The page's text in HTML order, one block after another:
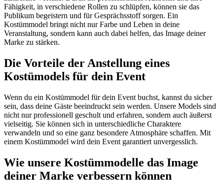
Fähigkeit, in verschiedene Rollen zu schlüpfen, können sie das
Publikum begeistern und für Gesprächsstoff sorgen. Ein
Kostümmodel bringt nicht nur Farbe und Leben in deine
Veranstaltung, sondern kann auch dabei helfen, das Image deiner
Marke zu stärken.
Die Vorteile der Anstellung eines
Kostümodels für dein Event
Wenn du ein Kostümmodel für dein Event buchst, kannst du sicher
sein, dass deine Gäste beeindruckt sein werden. Unsere Models sind
nicht nur professionell geschult und erfahren, sondern auch äußerst
vielseitig. Sie können sich in unterschiedliche Charaktere
verwandeln und so eine ganz besondere Atmosphäre schaffen. Mit
einem Kostümmodel wird dein Event garantiert unvergesslich.
Wie unsere Kostümmodelle das Image
deiner Marke verbessern können